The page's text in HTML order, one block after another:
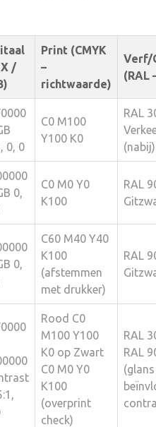
/
Print (CMYK
–
richtwaarde)
Verf/
(RAL
0, 0
C0 M100
Y100 K0
RAL
(nabij)
0,
C0 M0 Y0
K100
RAL
0,
C60 M40 Y40
K100
(afstemmen
met drukker)
RAL
Rood C0
M100 Y100
K0 op Zwart
C0 M0 Y0
K100
(overprint
check)
RAL
RAL
(glans